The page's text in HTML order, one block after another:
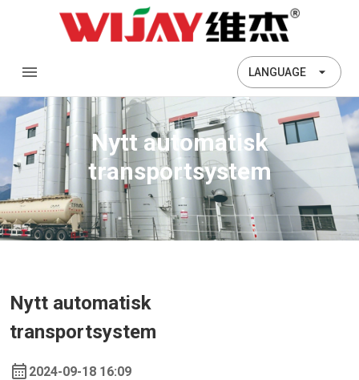
LANGUAGE
Nytt automatisk
transportsystem
Nytt automatisk
transportsystem
2024-09-18 16:09